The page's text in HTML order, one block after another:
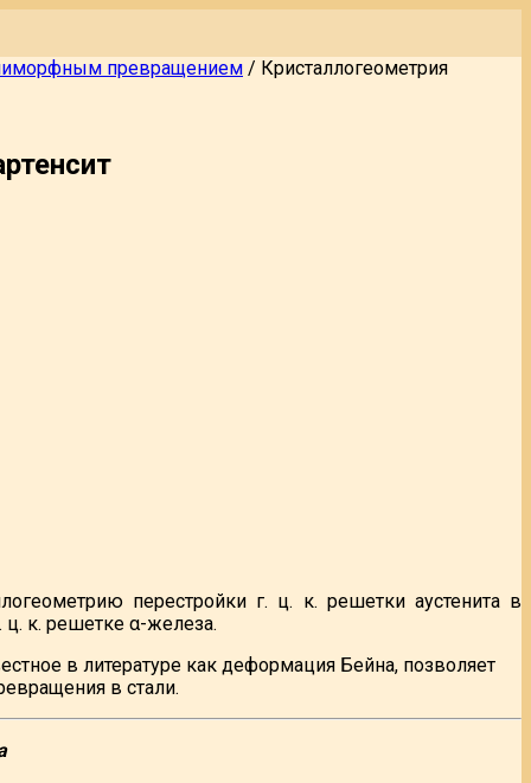
превращением / Кристаллогеометрия
перестройки г. ц. к. решетки аустенита в
к. решетке α-железа.
в литературе как деформация Бейна, позволяет
в стали.